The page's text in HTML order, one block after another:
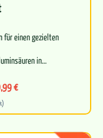
für einen gezielten
in…
€